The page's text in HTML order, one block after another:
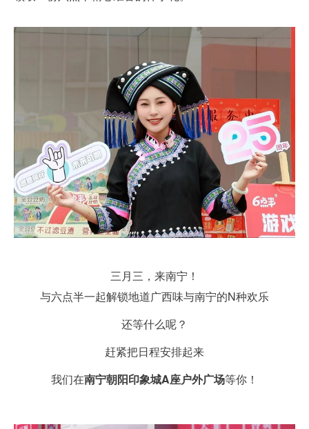
三月三，来南宁！
与六点半一起解锁地道广西味与南宁的N种欢乐
还等什么呢？
赶紧把日程安排起来
我们在南宁朝阳印象城A座户外广场等你！